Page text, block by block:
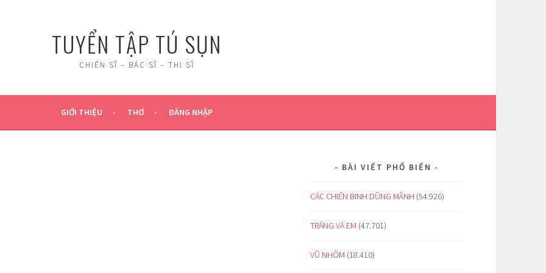
TUYỂN TẬP TÚ SỤN
CHIẾN SĨ – BÁC SĨ – THI SĨ
GIỚI THIỆU THƠ ĐĂNG NHẬP
BÀI VIẾT PHỔ BIẾN
CÁC CHIẾN BINH DŨNG MÃNH (54.926)
TRĂNG VÀ EM (47.701)
VŨ NHÔM (18.410)